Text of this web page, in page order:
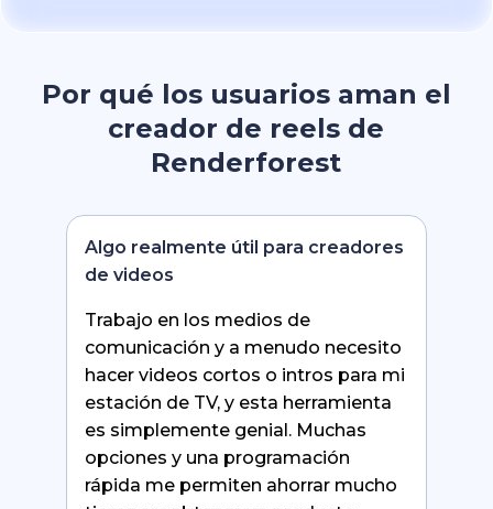
Por qué los usuarios aman el
creador de reels de
Renderforest
Algo realmente útil para creadores
de videos
Trabajo en los medios de
comunicación y a menudo necesito
hacer videos cortos o intros para mi
estación de TV, y esta herramienta
es simplemente genial. Muchas
opciones y una programación
rápida me permiten ahorrar mucho